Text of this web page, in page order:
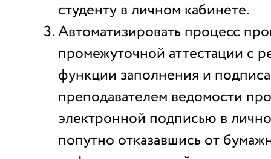
студенту в личном кабинете.
Автоматизировать процесс
промежуточной аттестации с
функции заполнения и
преподавателем ведомости
электронной подписью в
попутно отказавшись от